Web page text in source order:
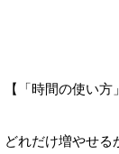
【「時間の使い
どれだけ増やせる